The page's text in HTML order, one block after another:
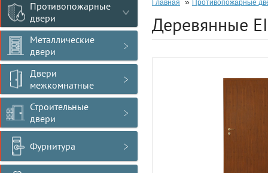
Противопожарные
двери
Металлические
двери
Двери
межкомнатные
Строительные
двери
Фурнитура
Главная Противопожарные
Деревянные